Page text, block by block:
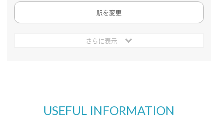
駅を変更
さらに表示
USEFUL INFORMATION